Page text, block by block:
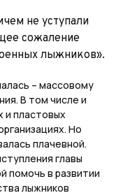
не уступали
сожаление
лыжников».
– массовому
В том числе и
и пластовых
Но
плачевной.
главы
помочь в развитии
лыжников